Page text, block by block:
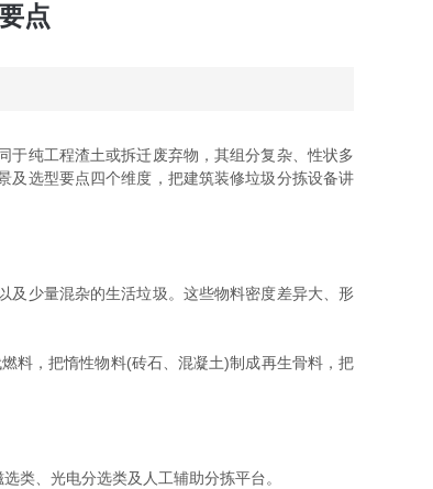
点
纯工程渣土或拆迁废弃物，其组分复杂、性状多
及选型要点四个维度，把建筑装修垃圾分拣设备讲
少量混杂的生活垃圾。这些物料密度差异大、形
料，把惰性物料(砖石、混凝土)制成再生骨料，把
、光电分选类及人工辅助分拣平台。